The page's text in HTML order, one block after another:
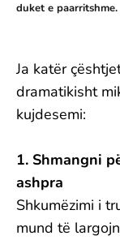
duket e paarritshme.
Ja katër
dramatikisht
kujdesemi:
1. Shmangni
ashpra
Shkumëzimi i
mund të